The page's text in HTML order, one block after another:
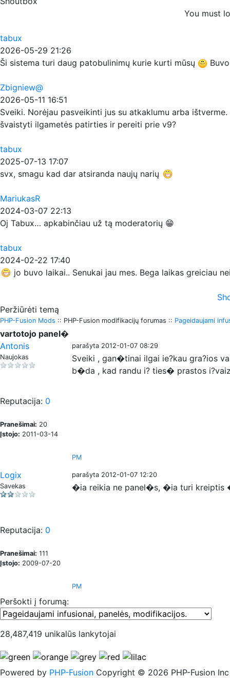
You must
tabux
2026-05-29 21:26
Ši sistema turi daug patobulinimų kurie kurti mūsų
Zbigniew@
2026-05-11 16:51
Sveiki. Norėjau pasveikinti jus su atkaklumu arba
švaistyti ilgametės patirties ir pereiti prie v9?
tabux
2025-07-13 17:07
svx, smagu kad dar atsiranda naujų narių
MariukasR
2024-03-07 22:13
Oj Tabux… apkabinčiau už tą moderatorių 😁
tabux
2024-02-22 17:40
jo buvo laikai.. Senukai jau mes. Bega laikas greiciau
Peržiūrėti temą
PHP-Fusion Mods :: PHP-Fusion modifikacijų forumas :: Pageidaujami
vartotojo panel�
Antonis
parašyta 2012-01-07 08:29
Naujokas
Reputacija: 0
Pranešimai: 20
Įstojo: 2011-03-14
Sveiki , gan�tinai ilgai ie?kau gra?ios
b�da , kad randu i? ties� prastos
PM
Logix
parašyta 2012-01-07 12:20
Savekas
Reputacija: 0
Pranešimai: 111
Įstojo: 2009-07-20
�ia reikia ne panel�s, �ia turi
PM
Peršokti į forumą:
28,487,419 unikalūs lankytojai
Powered by PHP-Fusion Copyright © 2026 PHP-Fusion Inc